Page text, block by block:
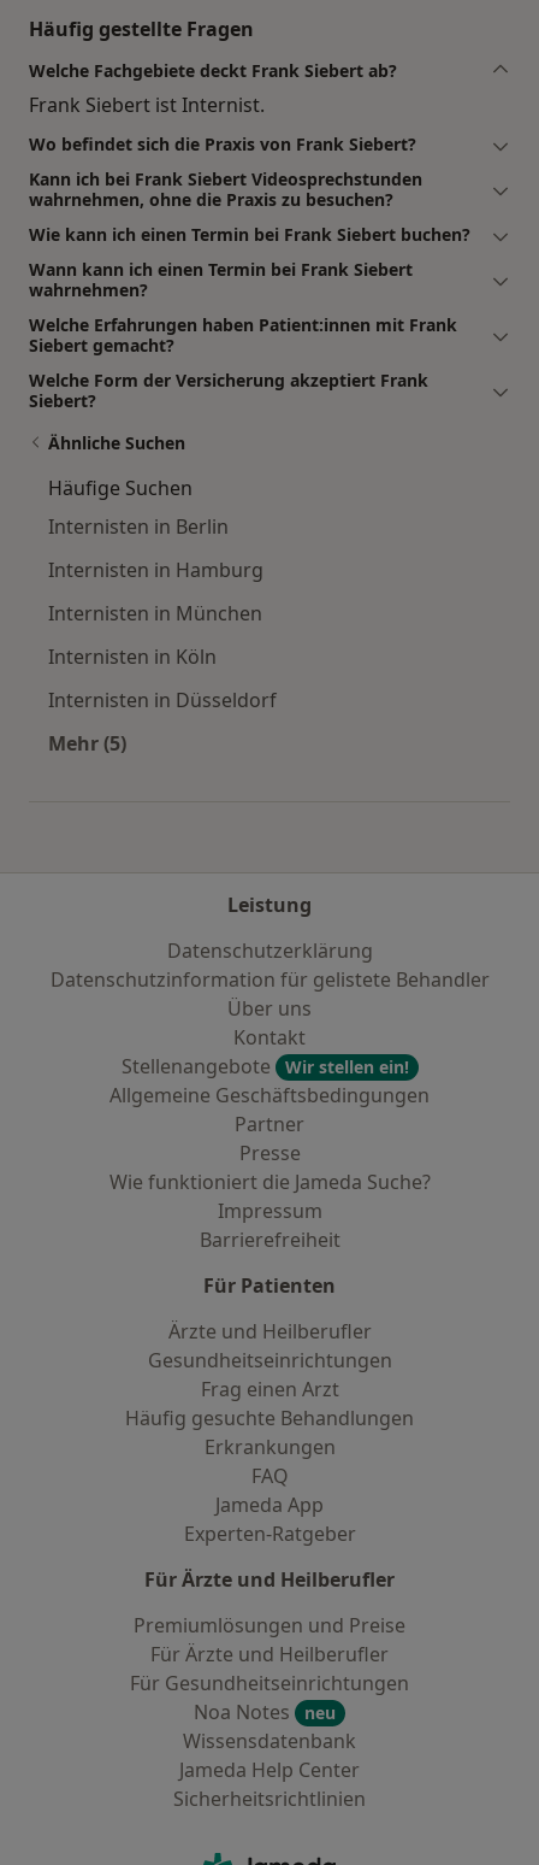
Häufig gestellte Fragen
Welche Fachgebiete deckt Frank Siebert ab?
Frank Siebert ist Internist.
Wo befindet sich die Praxis von Frank Siebert?
Kann ich bei Frank Siebert Videosprechstunden
wahrnehmen, ohne die Praxis zu besuchen?
Wie kann ich einen Termin bei Frank Siebert buchen?
Wann kann ich einen Termin bei Frank Siebert
wahrnehmen?
Welche Erfahrungen haben Patient:innen mit Frank
Siebert gemacht?
Welche Form der Versicherung akzeptiert Frank
Siebert?
Ähnliche Suchen
Häufige Suchen
Internisten in Berlin
Internisten in Hamburg
Internisten in München
Internisten in Köln
Internisten in Düsseldorf
Mehr (5)
Leistung
Datenschutzerklärung
Datenschutzinformation für gelistete Behandler
Über uns
Kontakt
Stellenangebote
Wir stellen ein!
Allgemeine Geschäftsbedingungen
Partner
Presse
Wie funktioniert die Jameda Suche?
Impressum
Barrierefreiheit
Für Patienten
Ärzte und Heilberufler
Gesundheitseinrichtungen
Frag einen Arzt
Häufig gesuchte Behandlungen
Erkrankungen
FAQ
Jameda App
Experten-Ratgeber
Für Ärzte und Heilberufler
Premiumlösungen und Preise
Für Ärzte und Heilberufler
Für Gesundheitseinrichtungen
Noa Notes
neu
Wissensdatenbank
Jameda Help Center
Sicherheitsrichtlinien
Jameda - Startseite